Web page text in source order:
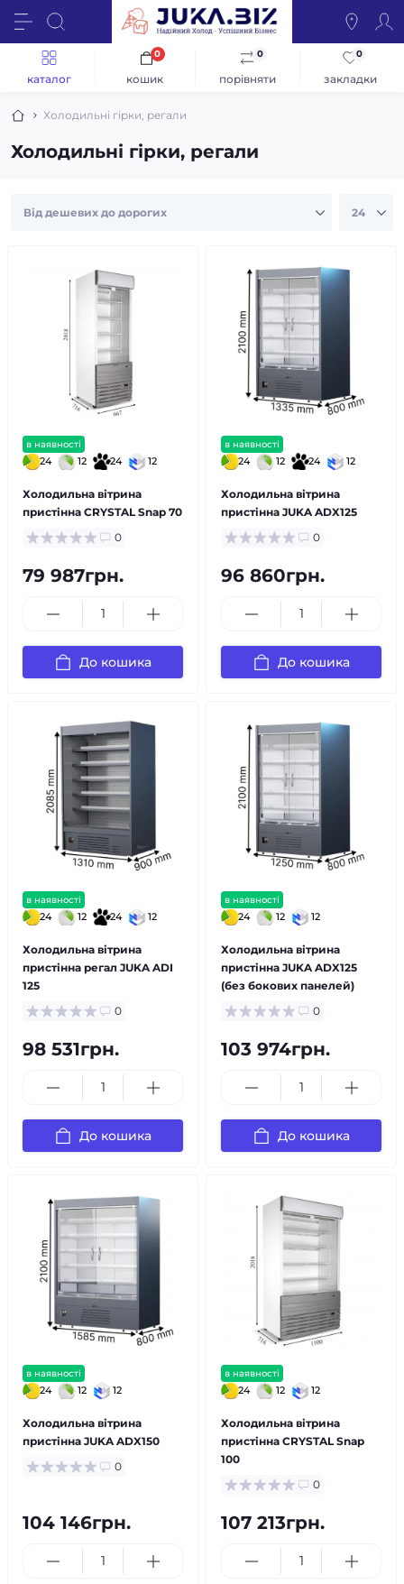
каталог порівняти
0
закладки
0
кошик
0
Холодильні гірки, регали
Холодильні гірки, регали
в наявності
24 12 24 12
Холодильна вітрина
пристінна CRYSTAL Snap 70
0
79 987грн.
До кошика
в наявності
24 12 24 12
Холодильна вітрина
пристінна JUKA ADX125
0
96 860грн.
До кошика
в наявності
24 12 24 12
Холодильна вітрина
пристінна регал JUKA ADI
125
0
98 531грн.
До кошика
в наявності
24 12 12
Холодильна вітрина
пристінна JUKA ADX125
(без бокових панелей)
0
103 974грн.
До кошика
в наявності
24 12 12
Холодильна вітрина
пристінна JUKA ADX150
0
104 146грн.
в наявності
24 12 12
Холодильна вітрина
пристінна CRYSTAL Snap
100
0
107 213грн.